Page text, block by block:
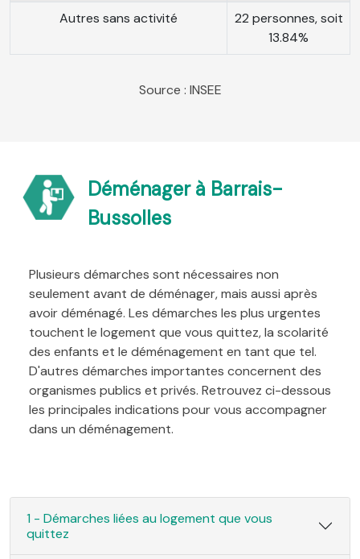
Autres sans activité
22 personnes, soit
13.84%
Source : INSEE
Déménager à Barrais-
Bussolles
Plusieurs démarches sont nécessaires non
seulement avant de déménager, mais aussi après
avoir déménagé. Les démarches les plus urgentes
touchent le logement que vous quittez, la scolarité
des enfants et le déménagement en tant que tel.
D'autres démarches importantes concernent des
organismes publics et privés. Retrouvez ci-dessous
les principales indications pour vous accompagner
dans un déménagement.
1 - Démarches liées au logement que vous
quittez